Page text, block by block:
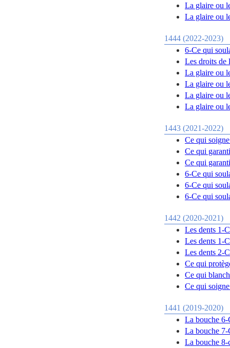
La glaire ou
La glaire ou
1444 (2022-2023)
6-Ce qui
Les droits de
La glaire ou
La glaire ou
La glaire ou
La glaire ou
1443 (2021-2022)
Ce qui
Ce qui
Ce qui
6-Ce qui
6-Ce qui
6-Ce qui
1442 (2020-2021)
Les dents 1-
Les dents 1-
Les dents 2-
Ce qui
Ce qui
Ce qui
1441 (2019-2020)
La bouche 6-
La bouche 7-
La bouche 8-